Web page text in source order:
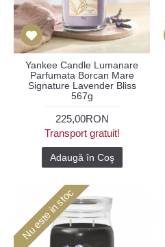
Yankee Candle Lumanare
Parfumata Borcan Mare
Signature Lavender Bliss
567g
225,00RON
Transport gratuit!
Adaugă în Coş
Nu este in stoc